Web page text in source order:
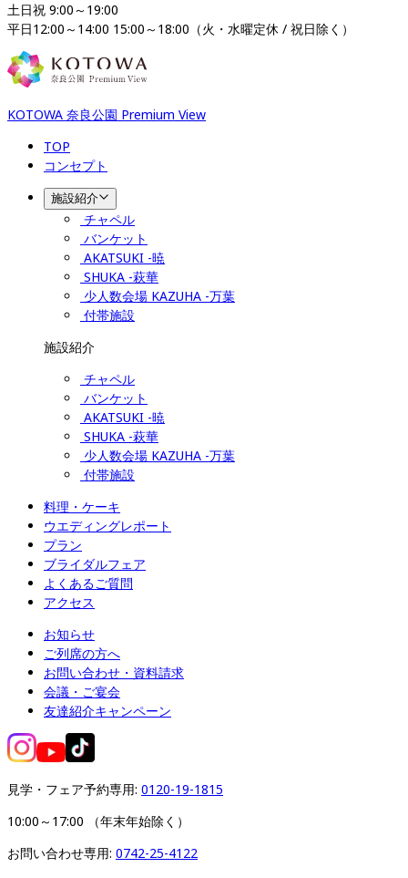
土日祝 9:00～19:00
平日12:00～14:00 15:00～18:00（火・水曜定休 / 祝日除く）
KOTOWA 奈良公園 Premium View
TOP
コンセプト
施設紹介
チャペル
バンケット
AKATSUKI -暁
SHUKA -萩華
少人数会場 KAZUHA -万葉
付帯施設
施設紹介
チャペル
バンケット
AKATSUKI -暁
SHUKA -萩華
少人数会場 KAZUHA -万葉
付帯施設
料理・ケーキ
ウエディングレポート
プラン
ブライダルフェア
よくあるご質問
アクセス
お知らせ
ご列席の方へ
お問い合わせ・資料請求
会議・ご宴会
友達紹介キャンペーン
見学・フェア予約専用: 0120-19-1815
10:00～17:00 （年末年始除く）
お問い合わせ専用: 0742-25-4122